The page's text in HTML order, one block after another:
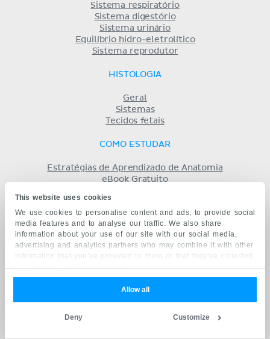
This website uses cookies
We use cookies to personalise content and ads, to provide social
media features and to analyse our traffic. We also share
information about your use of our site with our social media,
advertising and analytics partners who may combine it with other
information that you’ve provided to them or that they’ve collected
from your use of their services.
Allow all
Customize
Deny
Sistema respiratório
Sistema digestório
Sistema urinário
Equilíbrio hidro-eletrolítico
Sistema reprodutor
HISTOLOGIA
Geral
Sistemas
Tecidos fetais
COMO ESTUDAR
Estratégias de Aprendizado de Anatomia
eBook Gratuito
Benefícios do Kenhub
Casos de êxito
Anatomia com IA
MAIS
Loja